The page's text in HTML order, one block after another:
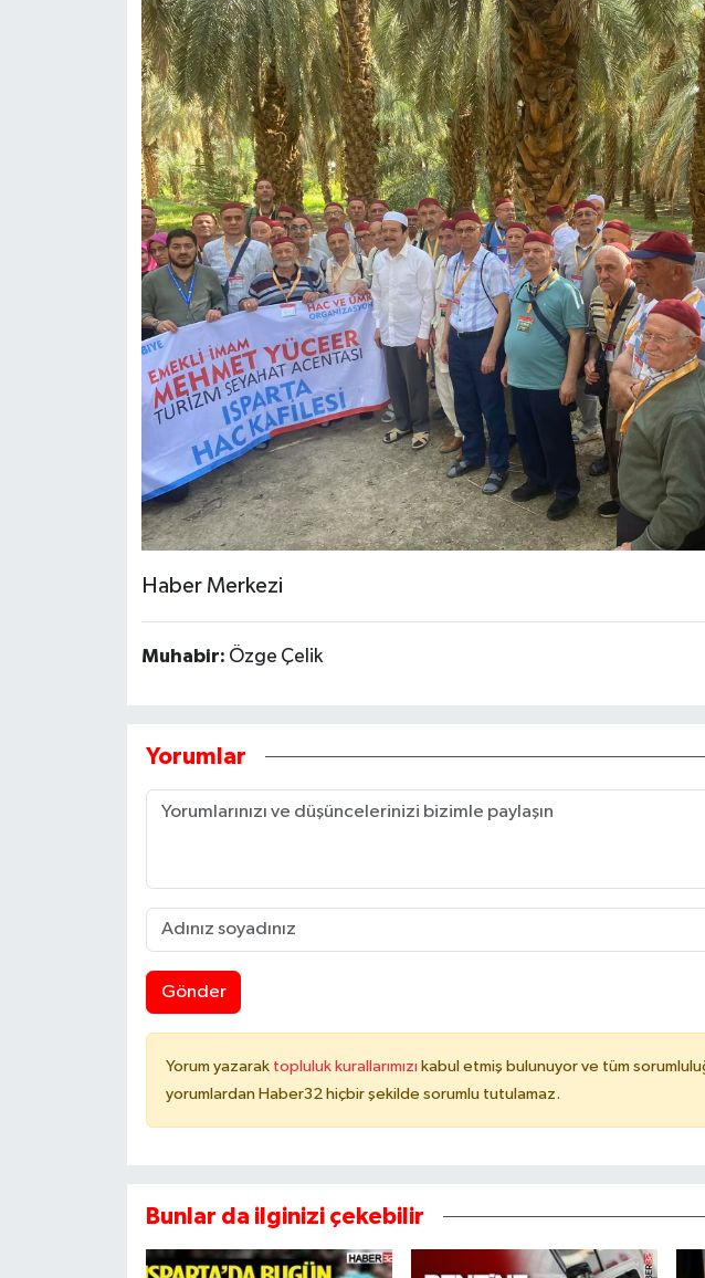
Haber Merkezi
Muhabir: Özge Çelik
Yorumlar
Gönder
Yorum yazarak topluluk kurallarımızı kabul etmiş bulunuyor ve tüm
yorumlardan Haber32 hiçbir şekilde sorumlu tutulamaz.
Bunlar da ilginizi çekebilir